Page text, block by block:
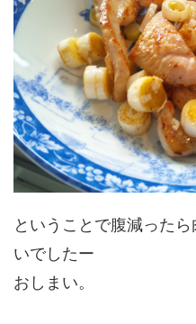
ということで腹減った
いでしたー
おしまい。